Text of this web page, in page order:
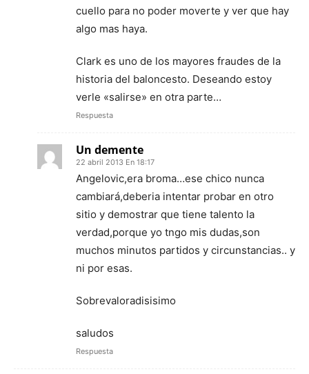
cuello para no poder moverte y ver que hay
algo mas haya.
Clark es uno de los mayores fraudes de la
historia del baloncesto. Deseando estoy
verle «salirse» en otra parte…
Respuesta
Un demente
22 abril 2013 En 18:17
Angelovic,era broma…ese chico nunca
cambiará,deberia intentar probar en otro
sitio y demostrar que tiene talento la
verdad,porque yo tngo mis dudas,son
muchos minutos partidos y circunstancias.. y
ni por esas.
Sobrevaloradisisimo
saludos
Respuesta